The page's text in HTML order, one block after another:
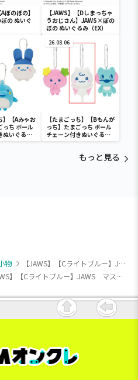
ぼのぼの】
の ぬいぐ
【JAWS】【Dしまっちゃ
うおじさん】JAWS×ぼの
ぼの ぬいぐるみ（EX）
】【Aみゃお
っち ボール
ぬいぐるみ
26.08.06
【たまごっち】【Bもんが
っち】たまごっち ボール
チェーン付きぬいぐるみ
～Tamagotchi
もっと見る
物
【JAWS】【Cライトブルー】JAWS マスコット サーフボードVer.
【JAWS】【Cライトブルー】JAWS マスコット サーフボードVer.